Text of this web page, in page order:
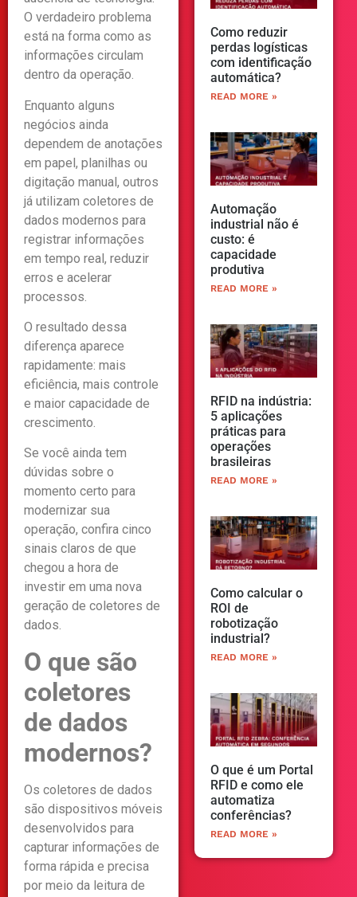
O verdadeiro problema
está na forma como as
informações circulam
dentro da operação.
Enquanto alguns
negócios ainda
dependem de anotações
em papel, planilhas ou
digitação manual, outros
já utilizam coletores de
dados modernos para
registrar informações
em tempo real, reduzir
erros e acelerar
processos.
O resultado dessa
diferença aparece
rapidamente: mais
eficiência, mais controle
e maior capacidade de
crescimento.
Se você ainda tem
dúvidas sobre o
momento certo para
modernizar sua
operação, confira cinco
sinais claros de que
chegou a hora de
investir em uma nova
geração de coletores de
dados.
O que são
coletores
de dados
modernos?
Os coletores de dados
são dispositivos móveis
desenvolvidos para
capturar informações de
forma rápida e precisa
por meio da leitura de
Como reduzir
perdas logísticas
com identificação
automática?
READ MORE »
Automação
industrial não é
custo: é
capacidade
produtiva
READ MORE »
RFID na indústria:
5 aplicações
práticas para
operações
brasileiras
READ MORE »
Como calcular o
ROI de
robotização
industrial?
READ MORE »
O que é um Portal
RFID e como ele
automatiza
conferências?
READ MORE »